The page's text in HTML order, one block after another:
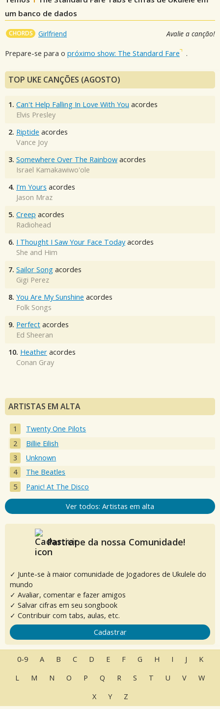
um banco de dados
CHORDS Girlfriend Avalie a canção!
Prepare-se para o próximo show: The Standard Fare .
TOP UKE CANÇÕES (AGOSTO)
1. Can't Help Falling In Love With You acordes
Elvis Presley
2. Riptide acordes
Vance Joy
3. Somewhere Over The Rainbow acordes
Israel Kamakawiwo'ole
4. I'm Yours acordes
Jason Mraz
5. Creep acordes
Radiohead
6. I Thought I Saw Your Face Today acordes
She and Him
7. Sailor Song acordes
Gigi Perez
8. You Are My Sunshine acordes
Folk Songs
9. Perfect acordes
Ed Sheeran
10. Heather acordes
Conan Gray
ARTISTAS EM ALTA
Twenty One Pilots
Billie Eilish
Unknown
The Beatles
Panic! At The Disco
Ver todos: Artistas em alta
Participe da nossa Comunidade!
✓ Junte-se à maior comunidade de Jogadores de Ukulele do
mundo
✓ Avaliar, comentar e fazer amigos
✓ Salvar cifras em seu songbook
✓ Contribuir com tabs, aulas, etc.
Cadastrar
0-9 A B C D E F G H I J
K
L
M N O P Q R S T U V
W
X
Y Z